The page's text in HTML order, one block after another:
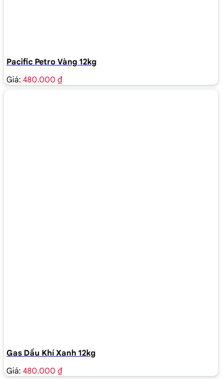
Pacific Petro Vàng 12kg
Giá: 480.000 ₫
Gas Dầu Khí Xanh 12kg
Giá: 480.000 ₫